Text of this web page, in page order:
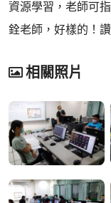
資源學習，老師可
銓老師，好樣的！
相關照片